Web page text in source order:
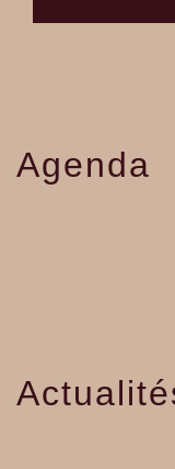
Agenda